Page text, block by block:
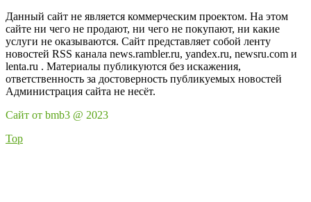
Данный сайт не является коммерческим проектом. На этом
сайте ни чего не продают, ни чего не покупают, ни какие
услуги не оказываются. Сайт представляет собой ленту
новостей RSS канала news.rambler.ru, yandex.ru, newsru.com и
lenta.ru . Материалы публикуются без искажения,
ответственность за достоверность публикуемых новостей
Администрация сайта не несёт.
Сайт от bmb3 @ 2023
Top